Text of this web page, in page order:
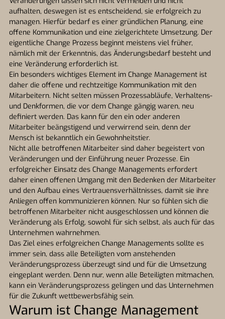
aufhalten, deswegen ist es entscheidend, sie erfolgreich zu
managen. Hierfür bedarf es einer gründlichen Planung, eine
offene Kommunikation und eine zielgerichtete Umsetzung. Der
eigentliche Change Prozess beginnt meistens viel früher,
nämlich mit der Erkenntnis, das Änderungsbedarf besteht und
eine Veränderung erforderlich ist.
Ein besonders wichtiges Element im Change Management ist
daher die offene und rechtzeitige Kommunikation mit den
Mitarbeitern. Nicht selten müssen Prozessabläufe, Verhaltens-
und Denkformen, die vor dem Change gängig waren, neu
definiert werden. Das kann für den ein oder anderen
Mitarbeiter beängstigend und verwirrend sein, denn der
Mensch ist bekanntlich ein Gewohnheitstier.
Nicht alle betroffenen Mitarbeiter sind daher begeistert von
Veränderungen und der Einführung neuer Prozesse. Ein
erfolgreicher Einsatz des Change Managements erfordert
daher einen offenen Umgang mit den Bedenken der Mitarbeiter
und den Aufbau eines Vertrauensverhältnisses, damit sie ihre
Anliegen offen kommunizieren können. Nur so fühlen sich die
betroffenen Mitarbeiter nicht ausgeschlossen und können die
Veränderung als Erfolg, sowohl für sich selbst, als auch für das
Unternehmen wahrnehmen.
Das Ziel eines erfolgreichen Change Managements sollte es
immer sein, dass alle Beteiligten vom anstehenden
Veränderungsprozess überzeugt sind und für die Umsetzung
eingeplant werden. Denn nur, wenn alle Beteiligten mitmachen,
kann ein Veränderungsprozess gelingen und das Unternehmen
für die Zukunft wettbewerbsfähig sein.
Warum ist Change Management